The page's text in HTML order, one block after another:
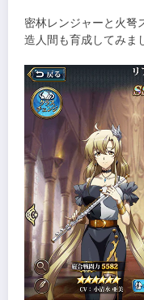
密林レンジャーと火弩
造人間も育成してみま